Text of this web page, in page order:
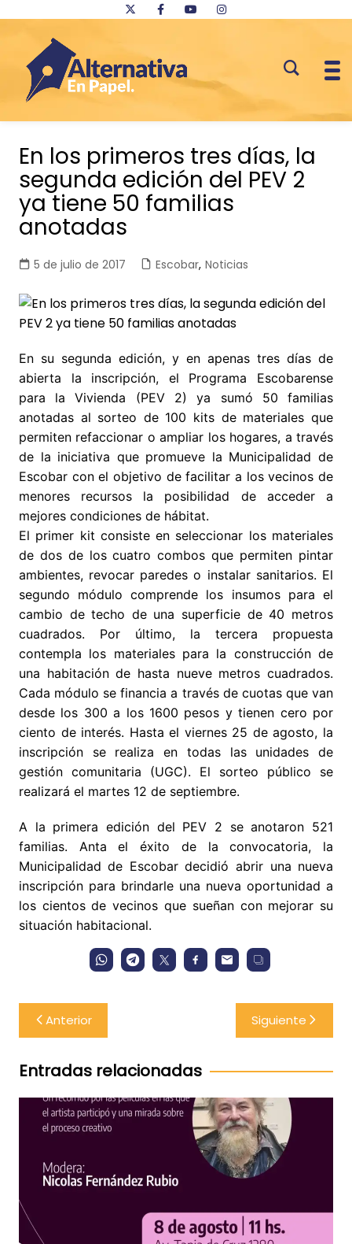
contenido
En los primeros tres días, la
segunda edición del PEV 2
ya tiene 50 familias
anotadas
5 de julio de 2017 Escobar, Noticias
En su segunda edición, y en apenas tres días de
abierta la inscripción, el Programa Escobarense
para la Vivienda (PEV 2) ya sumó 50 familias
anotadas al sorteo de 100 kits de materiales que
permiten refaccionar o ampliar los hogares, a través
de la iniciativa que promueve la Municipalidad de
Escobar con el objetivo de facilitar a los vecinos de
menores recursos la posibilidad de acceder a
mejores condiciones de hábitat.
El primer kit consiste en seleccionar los materiales
de dos de los cuatro combos que permiten pintar
ambientes, revocar paredes o instalar sanitarios. El
segundo módulo comprende los insumos para el
cambio de techo de una superficie de 40 metros
cuadrados. Por último, la tercera propuesta
contempla los materiales para la construcción de
una habitación de hasta nueve metros cuadrados.
Cada módulo se financia a través de cuotas que van
desde los 300 a los 1600 pesos y tienen cero por
ciento de interés. Hasta el viernes 25 de agosto, la
inscripción se realiza en todas las unidades de
gestión comunitaria (UGC). El sorteo público se
realizará el martes 12 de septiembre.
A la primera edición del PEV 2 se anotaron 521
familias. Anta el éxito de la convocatoria, la
Municipalidad de Escobar decidió abrir una nueva
inscripción para brindarle una nueva oportunidad a
los cientos de vecinos que sueñan con mejorar su
situación habitacional.
Navegación
de
entradas
Anterior Siguiente
Entradas relacionadas